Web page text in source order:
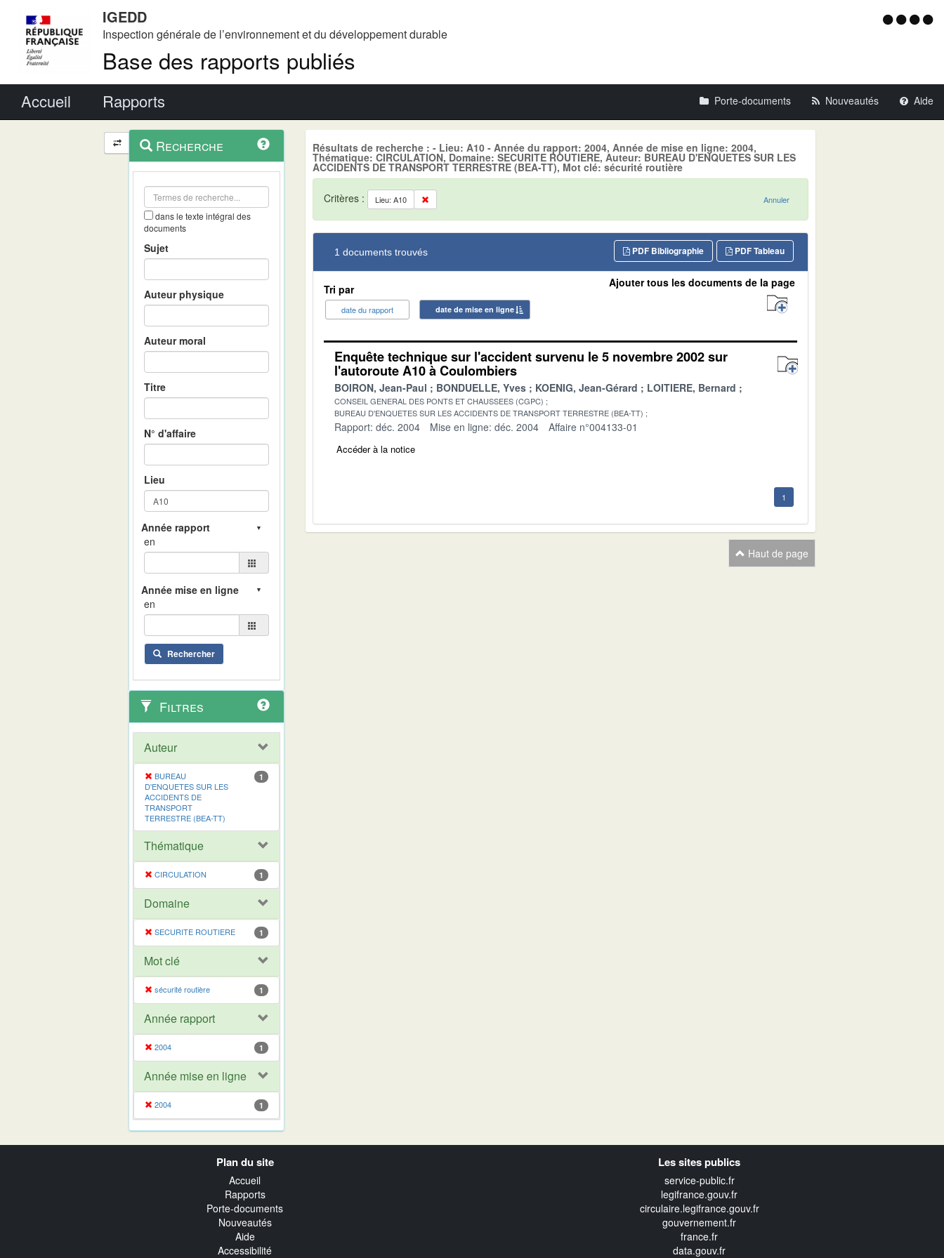
IGEDD
Inspection générale de l’environnement et du développement durable
Base des rapports publiés
Menu
Accueil Rapports Porte-documents Nouveautés Aide
Navigation
et
outils
contextuel
Recherche
dans le texte intégral des
documents
Sujet
Auteur physique
Auteur moral
Titre
N° d'affaire
Lieu
en
en
Rechercher
Filtres
Auteur
BUREAU
D'ENQUETES SUR LES
ACCIDENTS DE
TRANSPORT
TERRESTRE (BEA-TT)
1
Thématique
CIRCULATION 1
Domaine
SECURITE ROUTIERE 1
Mot clé
sécurité routière 1
Année rapport
2004 1
Année mise en ligne
2004 1
Résultats de recherche : - Lieu: A10 - Année du rapport: 2004, Année de mise en ligne: 2004,
Thématique: CIRCULATION, Domaine: SECURITE ROUTIERE, Auteur: BUREAU D'ENQUETES SUR LES
ACCIDENTS DE TRANSPORT TERRESTRE (BEA-TT), Mot clé: sécurité routière
Critères : Lieu: A10 Annuler
1 documents trouvés PDF Tableau
PDF Bibliographie
Tri par
date du rapport date de mise en ligne
Ajouter tous les documents de la page
Enquête technique sur l'accident survenu le 5 novembre 2002 sur
l'autoroute A10 à Coulombiers
BOIRON, Jean-Paul BONDUELLE, Yves KOENIG, Jean-Gérard LOITIERE, Bernard
CONSEIL GENERAL DES PONTS ET CHAUSSEES (CGPC)
BUREAU D'ENQUETES SUR LES ACCIDENTS DE TRANSPORT TERRESTRE (BEA-TT)
Rapport: déc. 2004 Mise en ligne: déc. 2004 Affaire n°004133-01
Accéder à la notice
1
Haut de page
Plan du site
Accueil
Rapports
Porte-documents
Nouveautés
Aide
Accessibilité
Les sites publics
service-public.fr
legifrance.gouv.fr
circulaire.legifrance.gouv.fr
gouvernement.fr
france.fr
data.gouv.fr